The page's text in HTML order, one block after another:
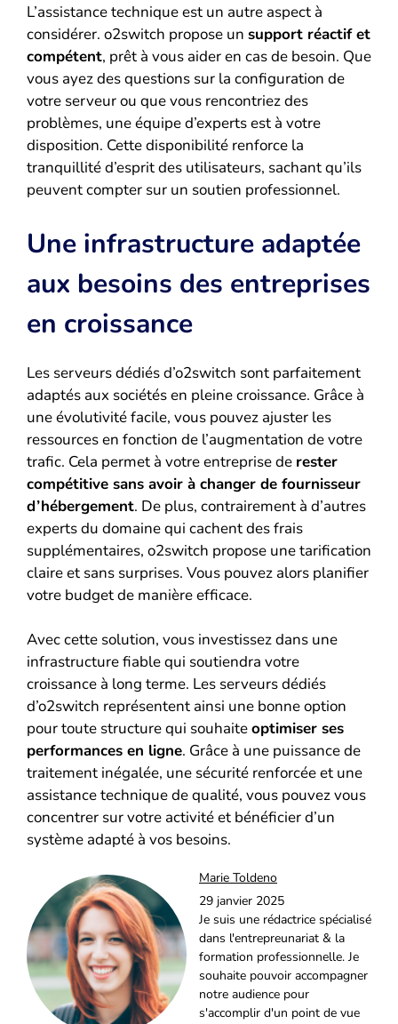
L’assistance technique est un autre aspect à
considérer. o2switch propose un support réactif et
compétent, prêt à vous aider en cas de besoin. Que
vous ayez des questions sur la configuration de
votre serveur ou que vous rencontriez des
problèmes, une équipe d’experts est à votre
disposition. Cette disponibilité renforce la
tranquillité d’esprit des utilisateurs, sachant qu’ils
peuvent compter sur un soutien professionnel.
Une infrastructure adaptée
aux besoins des entreprises
en croissance
Les serveurs dédiés d’o2switch sont parfaitement
adaptés aux sociétés en pleine croissance. Grâce à
une évolutivité facile, vous pouvez ajuster les
ressources en fonction de l’augmentation de votre
trafic. Cela permet à votre entreprise de rester
compétitive sans avoir à changer de fournisseur
d’hébergement. De plus, contrairement à d’autres
experts du domaine qui cachent des frais
supplémentaires, o2switch propose une tarification
claire et sans surprises. Vous pouvez alors planifier
votre budget de manière efficace.
Avec cette solution, vous investissez dans une
infrastructure fiable qui soutiendra votre
croissance à long terme. Les serveurs dédiés
d’o2switch représentent ainsi une bonne option
pour toute structure qui souhaiteoptimiser ses
performances en ligne. Grâce à une puissance de
traitement inégalée, une sécurité renforcée et une
assistance technique de qualité, vous pouvez vous
concentrer sur votre activité et bénéficier d’un
système adapté à vos besoins.
Marie Toldeno
29 janvier 2025
Je suis une rédactrice spécialisé
dans l'entrepreunariat & la
formation professionnelle. Je
souhaite pouvoir accompagner
notre audience pour
s'accomplir d'un point de vue